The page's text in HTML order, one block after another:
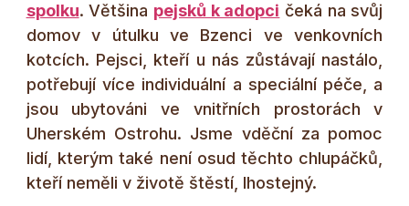
spolku. Většina pejsků k adopci čeká na svůj
domov v útulku ve Bzenci ve venkovních
kotcích. Pejsci, kteří u nás zůstávají nastálo,
potřebují více individuální a speciální péče, a
jsou ubytováni ve vnitřních prostorách v
Uherském Ostrohu. Jsme vděční za pomoc
lidí, kterým také není osud těchto chlupáčků,
kteří neměli v životě štěstí, lhostejný.